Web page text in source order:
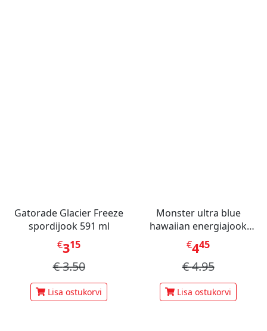
Gatorade Glacier Freeze
spordijook 591 ml
€315
€3.50
Lisa ostukorvi
Monster ultra blue
hawaiian energiajook
473ml
€445
€4.95
Lisa ostukorvi